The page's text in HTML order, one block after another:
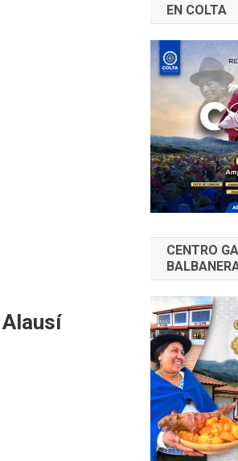
EN COLTA
CENTRO